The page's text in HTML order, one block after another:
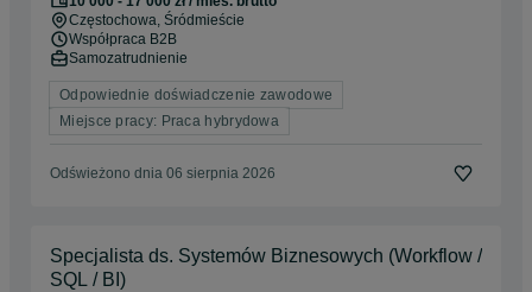
Częstochowa, Śródmieście
Współpraca B2B
Samozatrudnienie
Odpowiednie doświadczenie zawodowe
Miejsce pracy: Praca hybrydowa
Odświeżono dnia 06 sierpnia 2026
Specjalista ds. Systemów Biznesowych (Workflow /
SQL / BI)